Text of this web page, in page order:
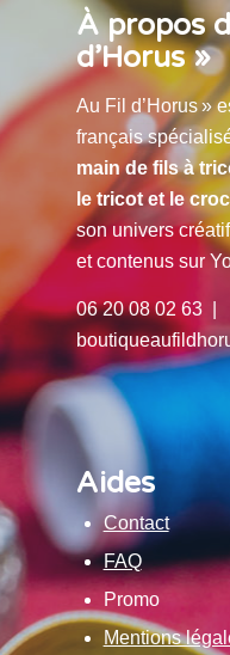
À propos
d’Horus »
Au Fil d’Horus »
français
main de fils à
le tricot et le
son univers
et contenus sur
06 20 08 02 63 |
Aides
Contact
FAQ
Promo
Mentions